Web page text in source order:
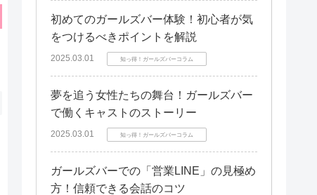
初めてのガールズバー体験！初心者が気
をつけるべきポイントを解説
2025.03.01 知っ得！ガールズバーコラム
夢を追う女性たちの舞台！ガールズバー
で働くキャストのストーリー
2025.03.01 知っ得！ガールズバーコラム
ガールズバーでの「営業LINE」の見極め
方！信頼できる会話のコツ